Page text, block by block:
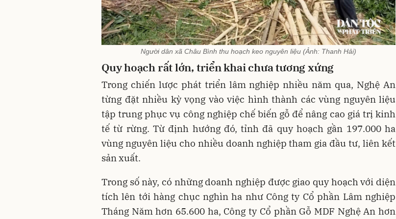
Người dân xã Châu Bình thu hoạch keo nguyên liệu (Ảnh: Thanh Hải)
Quy hoạch rất lớn, triển khai chưa tương xứng
Trong chiến lược phát triển lâm nghiệp nhiều năm qua, Nghệ An
từng đặt nhiều kỳ vọng vào việc hình thành các vùng nguyên liệu
tập trung phục vụ công nghiệp chế biến gỗ để nâng cao giá trị kinh
tế từ rừng. Từ định hướng đó, tỉnh đã quy hoạch gần 197.000 ha
vùng nguyên liệu cho nhiều doanh nghiệp tham gia đầu tư, liên kết
sản xuất.
Trong số này, có những doanh nghiệp được giao quy hoạch với diện
tích lên tới hàng chục nghìn ha như Công ty Cổ phần Lâm nghiệp
Tháng Năm hơn 65.600 ha, Công ty Cổ phần Gỗ MDF Nghệ An hơn